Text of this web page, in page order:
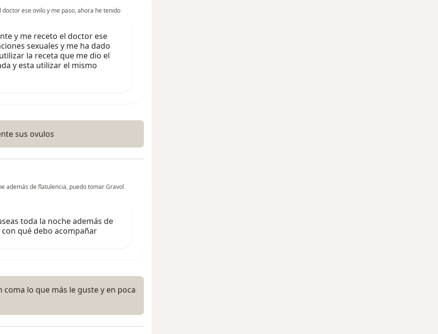
ese ovilo y me paso, ahora he tenido
y me receto el doctor ese
sexuales y me ha dado
la receta que me dio el
y esta utilizar el mismo
sus ovulos
además de flatulencia, puedo tomar Gravol
toda la noche además de
qué debo acompañar
coma lo que más le guste y en poca